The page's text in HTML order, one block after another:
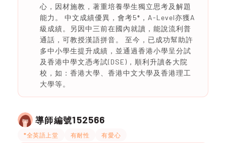
心，因材施教，著重培養學生獨立思考及解題
能力。 中文成績優異，會考5*，A-Level亦獲A
級成績。另因中三前在國內就讀，能說流利普
通話，可教授漢語拼音。 至今，已成功幫助許
多中小學生提升成績，並通過香港小學呈分試
及香港中學文憑考試(DSE)，順利升讀各大院
校，如：香港大學、香港中文大學及香港理工
大學等。
導師編號152566
*全英語上堂 有耐性 有愛心